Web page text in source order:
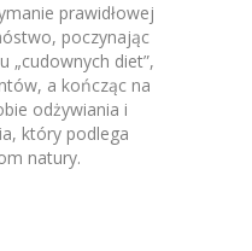
prawidłowej
poczynając
„cudownych diet”,
a kończąc na
odżywiania i
który podlega
natury.